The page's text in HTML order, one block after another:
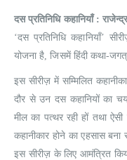
दस प्रतिनिधि कहानियाँ :
‘दस प्रतिनिधि कहानियाँ’
योजना है, जिसमें हिंदी कथा-
इस सीरीज़ में सम्मिलित
दौर से उन दस कहानियों का
मील का पत्थर रही हों तथा
कहानीकार होने का एहसास
इस सीरीज़ के लिए आमंत्रित